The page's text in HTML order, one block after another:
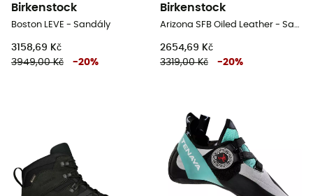
Birkenstock
Boston LEVE - Sandály
3158,69 Kč
3949,00 Kč
-20%
Birkenstock
Arizona SFB Oiled Leather - Sandály
2654,69 Kč
3319,00 Kč
-20%